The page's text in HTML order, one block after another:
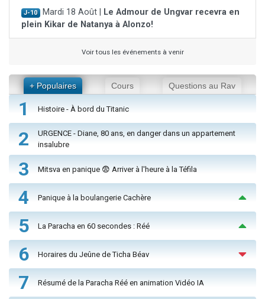
J-10 Mardi 18 Août |
Le Admour de Ungvar recevra en
plein Kikar de Natanya à Alonzo!
Voir tous les événements à venir
+ Populaires Cours Questions au Rav
1 Histoire - À bord du Titanic
2
URGENCE - Diane, 80 ans, en danger dans un appartement
insalubre
3 Mitsva en panique 😨 Arriver à l'heure à la Téfila
4 Panique à la boulangerie Cachère
5 La Paracha en 60 secondes : Réé
6 Horaires du Jeûne de Ticha Béav
7 Résumé de la Paracha Réé en animation Vidéo IA